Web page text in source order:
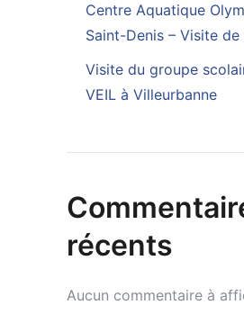
Centre Aquatique
Saint-Denis – Visite
Visite du groupe
VEIL à Villeurbanne
récents
Aucun commentaire à